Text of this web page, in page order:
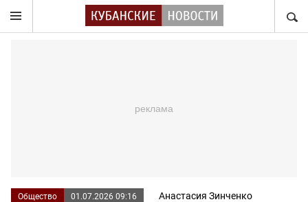
Общество 01.07.2026 09:16 Анастасия Зинченко